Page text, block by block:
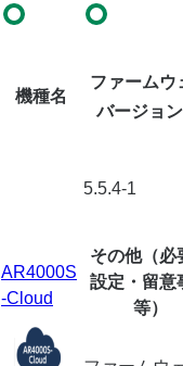
機種名
ファームウ
バージョン
AR4000S
-Cloud
5.5.4-1
その他（必
設定・留意
等）